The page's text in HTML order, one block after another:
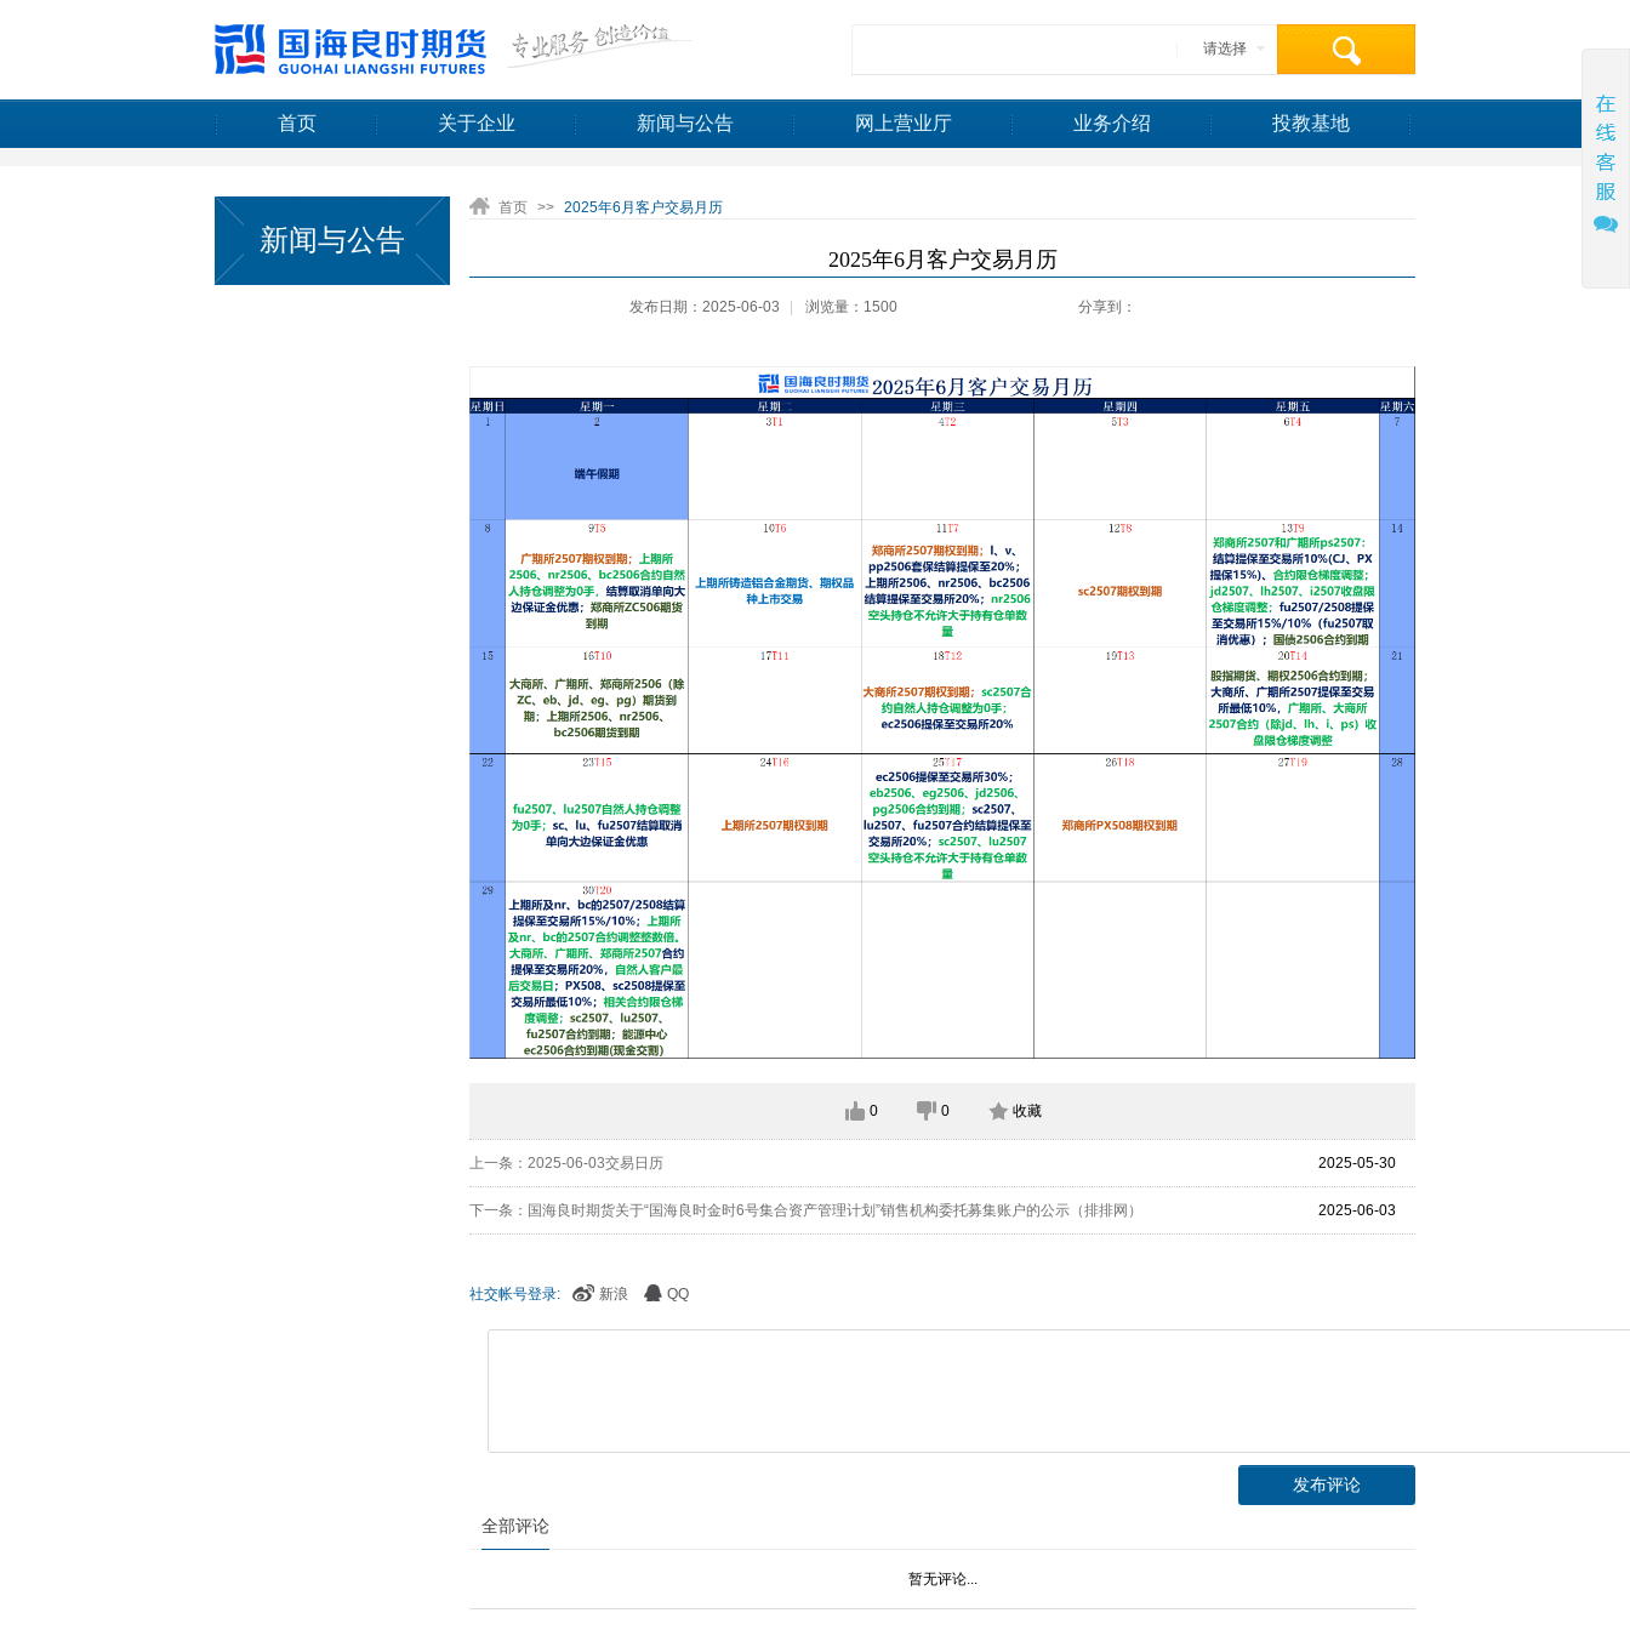
请选择
首页 关于企业 新闻与公告 网上营业厅 业务介绍 投教基地
新闻与公告
首页 >> 2025年6月客户交易月历
2025年6月客户交易月历
发布日期：2025-06-03 分享到：
浏览量：1500
0 0 收藏
上一条：2025-06-03交易日历 2025-05-30
下一条：国海良时期货关于“国海良时金时6号集合资产管理计划”销售机构委托募集账户的公示（排排网） 2025-06-03
社交帐号登录: 新浪 QQ
全部评论
暂无评论...